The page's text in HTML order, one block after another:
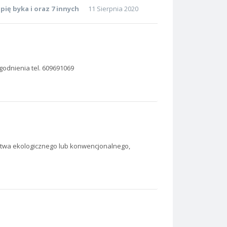
byka i oraz 7 innych 11 Sierpnia 2020
tel. 609691069
ekologicznego lub konwencjonalnego,